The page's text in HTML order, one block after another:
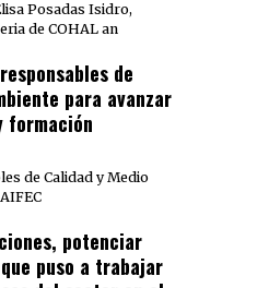
Posadas Isidro,
de COHAL an
de
para avanzar
formación
de Calidad y Medio
potenciar
puso a trabajar